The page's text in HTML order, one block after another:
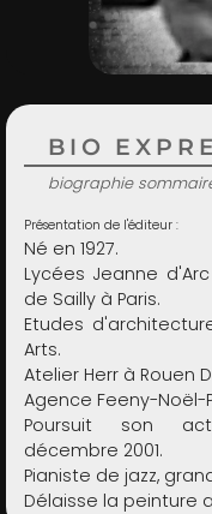
BIO
biographie
Présentation de l'éditeur :
Né en 1927.
Lycées Jeanne
de Sailly à Paris.
Etudes
Arts.
Atelier Herr à Rouen
Agence Feeny-Noël-
Poursuit son
décembre 2001.
Pianiste de jazz,
Délaisse la peinture